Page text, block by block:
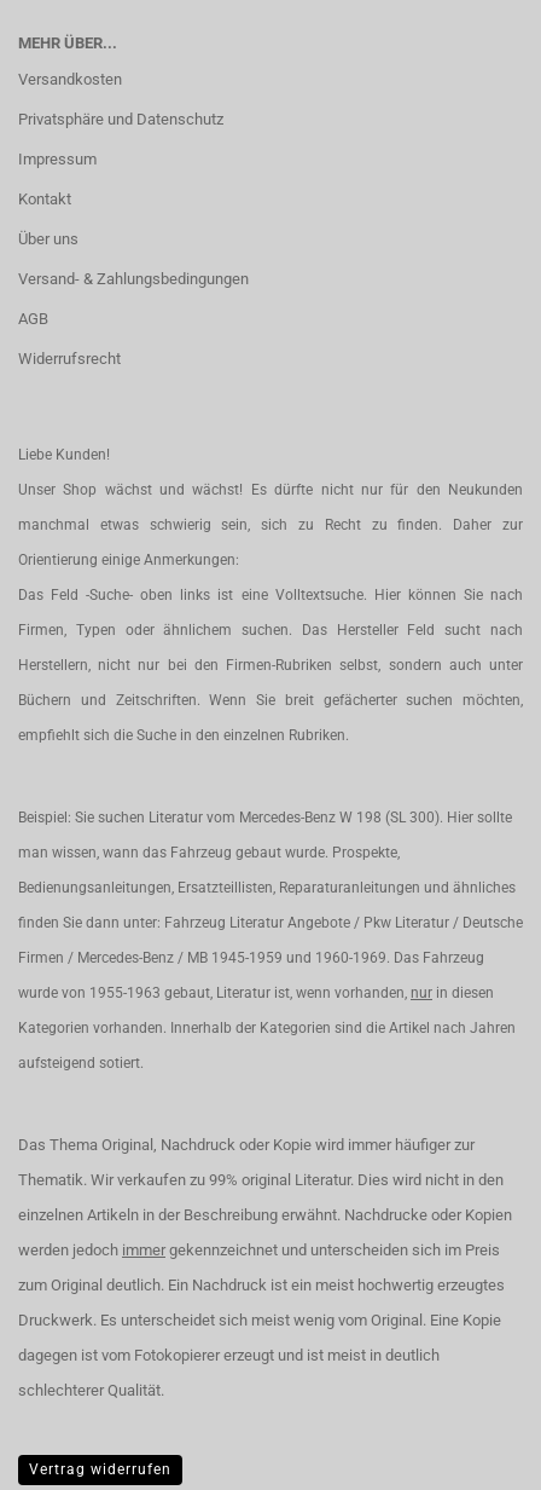
MEHR ÜBER...
Versandkosten
Privatsphäre und Datenschutz
Impressum
Kontakt
Über uns
Versand- & Zahlungsbedingungen
AGB
Widerrufsrecht
Liebe Kunden!
Unser Shop wächst und wächst! Es dürfte nicht nur für den Neukunden
manchmal etwas schwierig sein, sich zu Recht zu finden. Daher zur
Orientierung einige Anmerkungen:
Das Feld -Suche- oben links ist eine Volltextsuche. Hier können Sie nach
Firmen, Typen oder ähnlichem suchen. Das Hersteller Feld sucht nach
Herstellern, nicht nur bei den Firmen-Rubriken selbst, sondern auch unter
Büchern und Zeitschriften. Wenn Sie breit gefächerter suchen möchten,
empfiehlt sich die Suche in den einzelnen Rubriken.
Beispiel: Sie suchen Literatur vom Mercedes-Benz W 198 (SL 300). Hier sollte
man wissen, wann das Fahrzeug gebaut wurde. Prospekte,
Bedienungsanleitungen, Ersatzteillisten, Reparaturanleitungen und ähnliches
finden Sie dann unter: Fahrzeug Literatur Angebote / Pkw Literatur / Deutsche
Firmen / Mercedes-Benz / MB 1945-1959 und 1960-1969. Das Fahrzeug
wurde von 1955-1963 gebaut, Literatur ist, wenn vorhanden, nur in diesen
Kategorien vorhanden. Innerhalb der Kategorien sind die Artikel nach Jahren
aufsteigend sotiert.
Das Thema Original, Nachdruck oder Kopie wird immer häufiger zur
Thematik. Wir verkaufen zu 99% original Literatur. Dies wird nicht in den
einzelnen Artikeln in der Beschreibung erwähnt. Nachdrucke oder Kopien
werden jedoch immer gekennzeichnet und unterscheiden sich im Preis
zum Original deutlich. Ein Nachdruck ist ein meist hochwertig erzeugtes
Druckwerk. Es unterscheidet sich meist wenig vom Original. Eine Kopie
dagegen ist vom Fotokopierer erzeugt und ist meist in deutlich
schlechterer Qualität.
Vertrag widerrufen